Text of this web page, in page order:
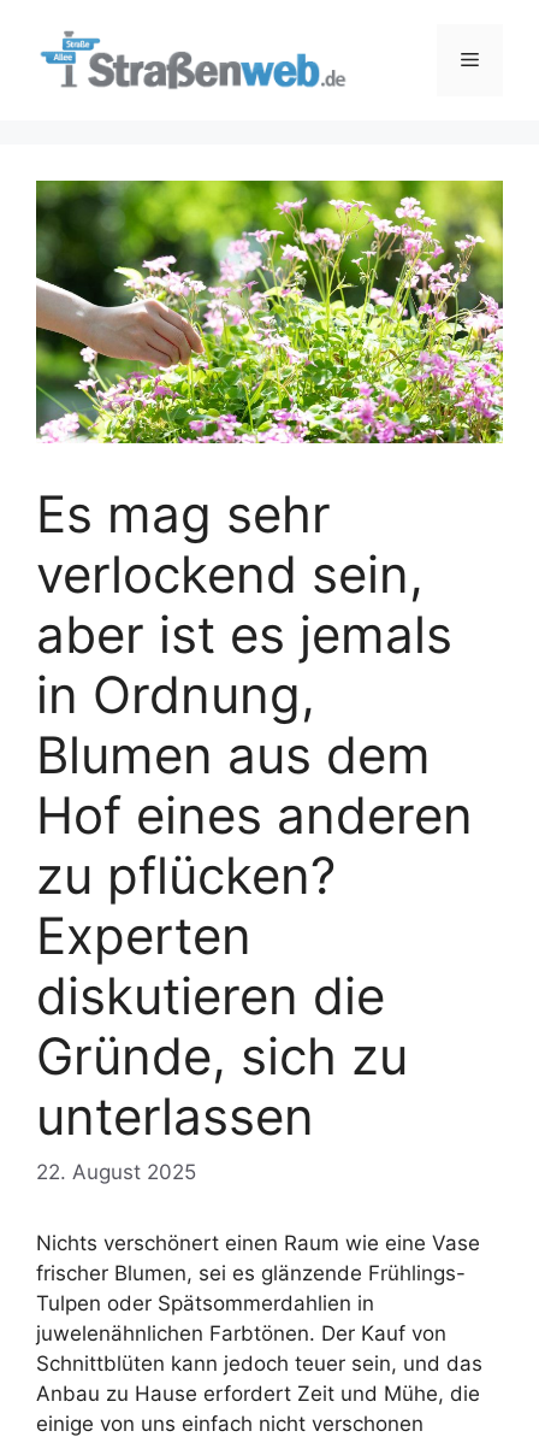
Menü
Es mag sehr
verlockend sein,
aber ist es jemals
in Ordnung,
Blumen aus dem
Hof ​​eines anderen
zu pflücken?
Experten
diskutieren die
Gründe, sich zu
unterlassen
22. August 2025
Nichts verschönert einen Raum wie eine Vase
frischer Blumen, sei es glänzende Frühlings-
Tulpen oder Spätsommerdahlien in
juwelenähnlichen Farbtönen. Der Kauf von
Schnittblüten kann jedoch teuer sein, und das
Anbau zu Hause erfordert Zeit und Mühe, die
einige von uns einfach nicht verschonen